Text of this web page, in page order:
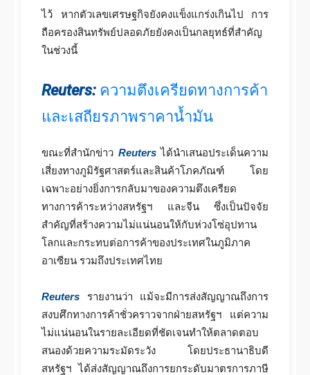
ไว้ หากตัวเลขเศรษฐกิจยังคงแข็งแกร่งเกินไป การ
ถือครองสินทรัพย์ปลอดภัยยังคงเป็นกลยุทธ์ที่สำคัญ
ในช่วงนี้
Reuters: ความตึงเครียดทางการค้า
และเสถียรภาพราคาน้ำมัน
ขณะที่สำนักข่าว Reutersได้นำเสนอประเด็นความ
เสี่ยงทางภูมิรัฐศาสตร์และสินค้าโภคภัณฑ์ โดย
เฉพาะอย่างยิ่งการกลับมาของความตึงเครียด
ทางการค้าระหว่างสหรัฐฯ และจีน ซึ่งเป็นปัจจัย
สำคัญที่สร้างความไม่แน่นอนให้กับห่วงโซ่อุปทาน
โลกและกระทบต่อการค้าของประเทศในภูมิภาค
อาเซียน รวมถึงประเทศไทย
Reuters รายงานว่า แม้จะมีการส่งสัญญาณถึงการ
สงบศึกทางการค้าชั่วคราวจากฝ่ายสหรัฐฯ แต่ความ
ไม่แน่นอนในรายละเอียดที่ชัดเจนทำให้ตลาดตอบ
สนองด้วยความระมัดระวัง โดยประธานาธิบดี
สหรัฐฯ ได้ส่งสัญญาณถึงการยกระดับมาตรการภาษี